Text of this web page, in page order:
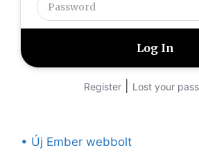
Register Lost your
• Új Ember webbolt